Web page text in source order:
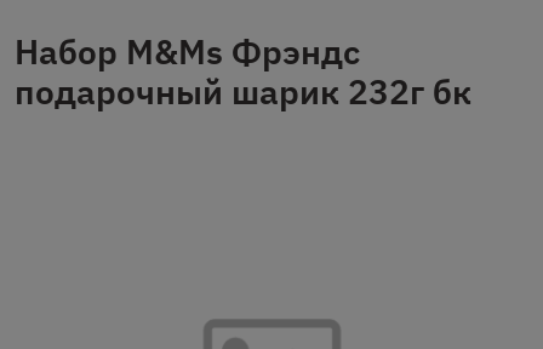
Набор M&Ms Фрэндс
подарочный шарик 232г бк